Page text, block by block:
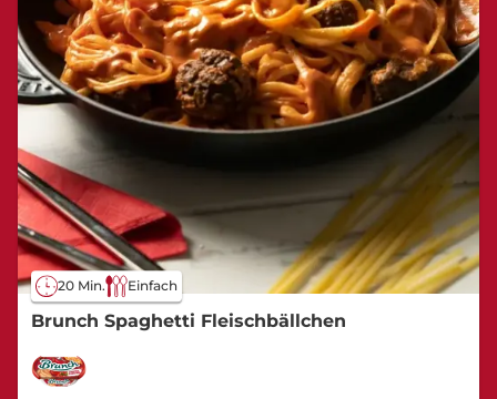
20 Min. Einfach
Brunch Spaghetti Fleischbällchen